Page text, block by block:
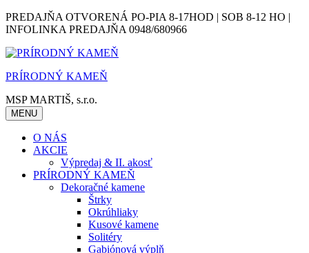
Skip
to
PREDAJŇA OTVORENÁ PO-PIA 8-17HOD | SOB 8-12 HO |
INFOLINKA PREDAJŇA 0948/680966
PRÍRODNÝ KAMEŇ
MSP MARTIŠ, s.r.o.
MENU
O NÁS
AKCIE
Výpredaj & II. akosť
PRÍRODNÝ KAMEŇ
Dekoračné kamene
Štrky
Okrúhliaky
Kusové kamene
Solitéry
Gabiónová výplň